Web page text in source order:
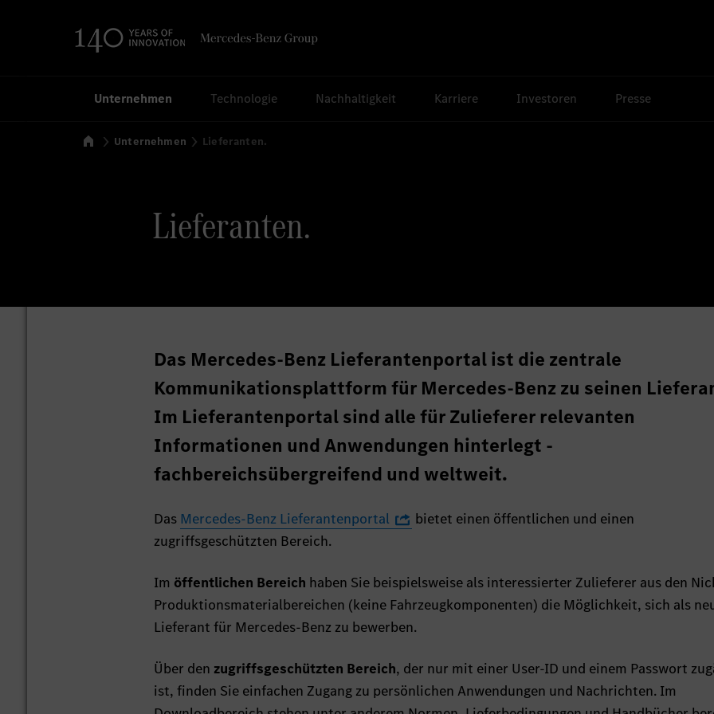
Unternehmen Technologie Nachhaltigkeit Karriere Investoren Presse
Startseite
Unternehmen Lieferanten.
Lieferanten.
Das Mercedes-Benz Lieferantenportal ist die zentrale
Kommunikationsplattform für Mercedes-Benz zu seinen
Im Lieferantenportal sind alle für Zulieferer relevanten
Informationen und Anwendungen hinterlegt -
fachbereichsübergreifend und weltweit.
Das Mercedes-Benz Lieferantenportal
bietet einen öffentlichen und einen
zugriffsgeschützten Bereich.
Im öffentlichen Bereich haben Sie beispielsweise als interessierter Zulieferer aus den
Produktionsmaterialbereichen (keine Fahrzeugkomponenten) die Möglichkeit, sich als
Lieferant für Mercedes-Benz zu bewerben.
Über den zugriffsgeschützten Bereich, der nur mit einer User-ID und einem Passwort
ist, finden Sie einfachen Zugang zu persönlichen Anwendungen und Nachrichten. Im